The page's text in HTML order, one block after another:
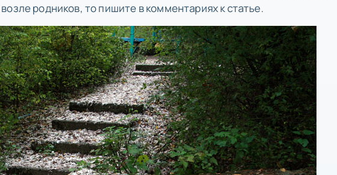
родников, то пишите в комментариях к статье.